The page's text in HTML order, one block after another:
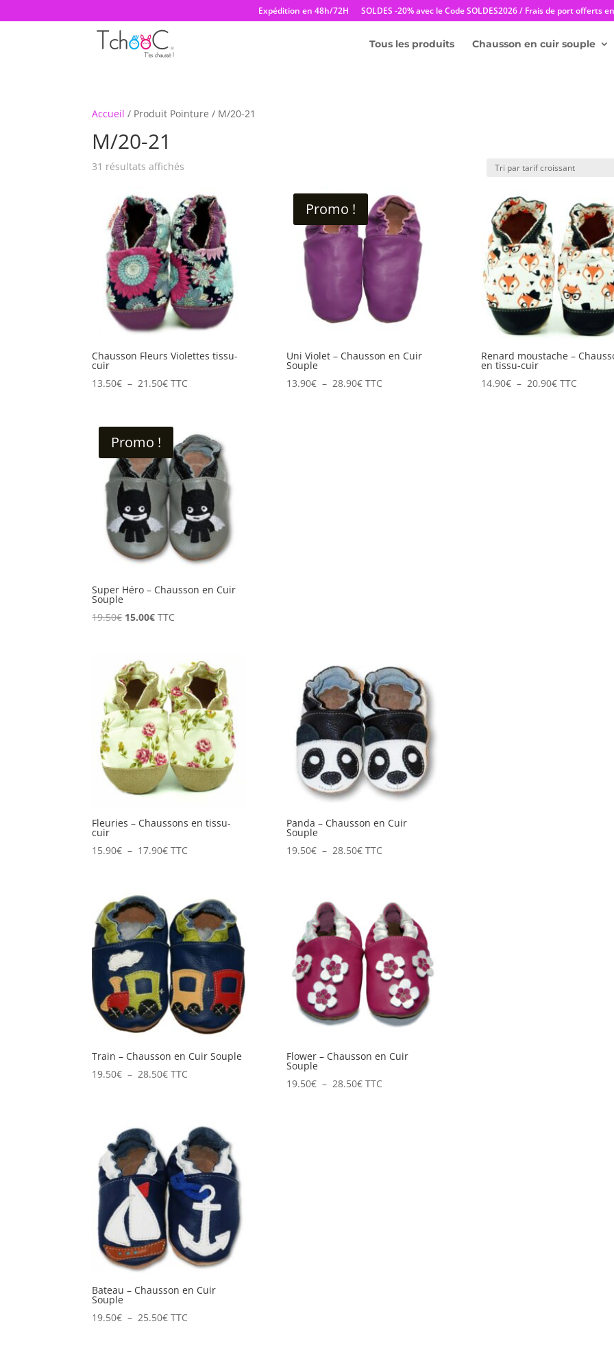
Expédition en 48h/72H SOLDES -20% avec le Code SOLDES2026 / Frais de port offerts
Tous les produits Chausson en cuir souple
Accueil / Produit Pointure / M/20-21
M/20-21
31 résultats affichés
prix
croissant
Chausson Fleurs Violettes tissu-
cuir
13.50€ – 21.50€Plage
13.50€
21.50€
TTC
Promo !
Uni Violet – Chausson en Cuir
Souple
13.90€ – 28.90€Plage
TTC
Renard moustache –
en tissu-cuir
14.90€ – 20.90€Plage
TTC
Promo !
Super Héro – Chausson en Cuir
Souple
19.50€ Le
était :
19.50€.
15.00€Le
15.00€.
TTC
Fleuries – Chaussons en tissu-
cuir
15.90€ – 17.90€Plage
17.90€
TTC
Panda – Chausson en Cuir
Souple
19.50€ – 28.50€Plage
28.50€
TTC
Train – Chausson en Cuir Souple
19.50€ – 28.50€Plage
28.50€
TTC
Flower – Chausson en Cuir
Souple
19.50€ – 28.50€Plage
TTC
Bateau – Chausson en Cuir
Souple
19.50€ – 25.50€Plage
TTC